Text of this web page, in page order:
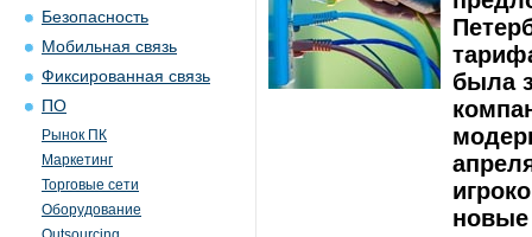
Безопасность
Мобильная связь
Фиксированная связь
ПО
Рынок ПК
Маркетинг
Торговые сети
Оборудование
была
новые